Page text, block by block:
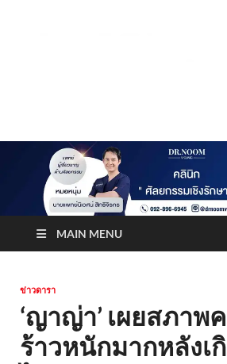
MAIN MENU
ข่าวดารา
‘ญาญ่า’ เผยสภาพ
ร้าวหนักมากหลัง